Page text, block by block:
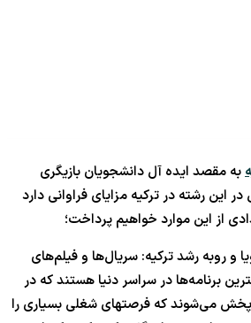
به مقصد ایده آل دانشجویان بازیگری
رشته در ترکیه مزایای فراوانی دارد
از این موارد خواهیم پرداخت؛
و روبه رشد ترکیه: سریال‌ها و فیلم‌های
برنامه‌ها در سراسر دنیا هستند که در
کشور پخش می‌شوند که فرصتهای شغلی بسیاری را